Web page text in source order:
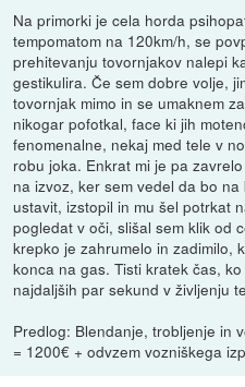
Na primorki je cela horda
tempomatom na 120km/h, se
prehitevanju tovornjakov nalepi
gestikulira. Če sem dobre volje,
tovornjak mimo in se umaknem
nikogar pofotkal, face ki jih
fenomenalne, nekaj med tele v
robu joka. Enkrat mi je pa
na izvoz, ker sem vedel da bo
ustavit, izstopil in mu šel potrkat
pogledat v oči, slišal sem klik od
krepko je zahrumelo in zadimilo,
konca na gas. Tisti kratek čas,
najdaljših par sekund v življenju
Predlog: Blendanje, trobljenje in
= 1200€ + odvzem vozniškega